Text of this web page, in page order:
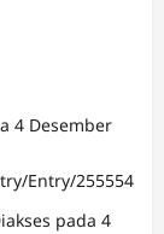
4 Desember
Entry/255554
pada 4